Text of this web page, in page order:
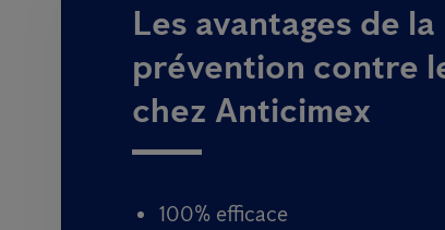
Les avantages de
prévention contre
chez Anticimex
100% efficace